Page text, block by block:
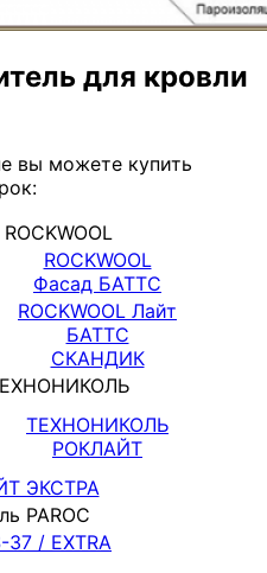
для кровли
вы можете купить
ROCKWOOL
Фасад БАТТС
ROCKWOOL Лайт
БАТТС
СКАНДИК
ТЕХНОНИКОЛЬ
РОКЛАЙТ
ЭКСТРА
PAROC
37 / EXTRA